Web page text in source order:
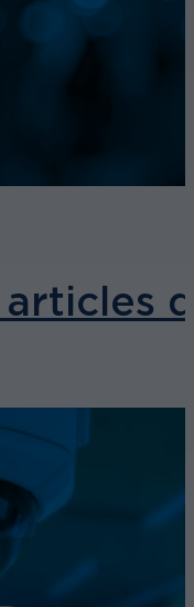
articles